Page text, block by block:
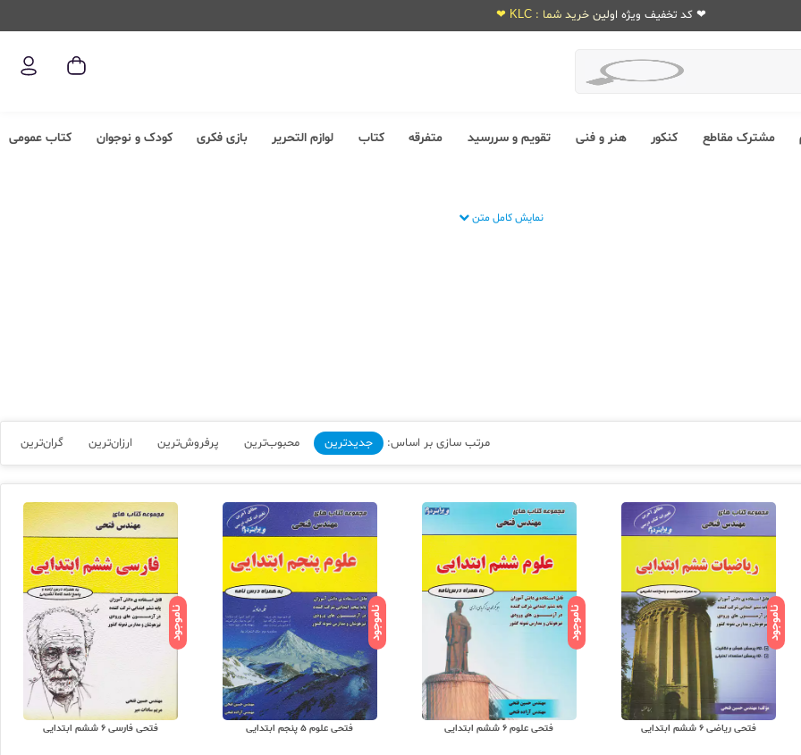
❤ کد تخفیف ویژه اولین خرید شما : KLC ❤
مشترک مقاطع کنکور هنر و فنی تقویم و سررسید متفرقه کتاب لوازم التحریر بازی فکری کودک و نوجوان کتاب عمومی
نمایش کامل متن
مرتب سازی بر اساس: جدیدترین محبوب‌ترین پرفروش‌ترین ارزان‌ترین گران‌ترین
ناموجود
فتحی ریاضی 6 ششم ابتدایی
ناموجود
فتحی علوم 6 ششم ابتدایی
ناموجود
فتحی علوم 5 پنجم ابتدایی
ناموجود
فتحی فارسی 6 ششم ابتدایی